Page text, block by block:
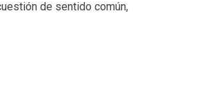
de sentido común,